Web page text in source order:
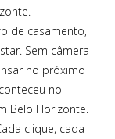
de casamento,
Sem câmera
no próximo
no
Belo Horizonte.
clique, cada